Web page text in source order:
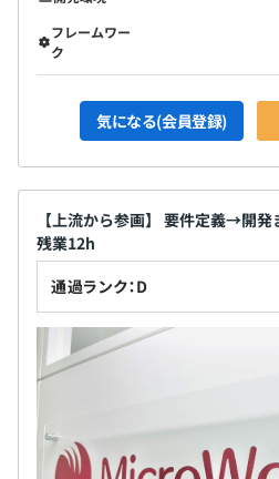
フレームワー
ク
気になる(会員登録)
【上流から参画】 要件定義→開
残業12h
通過ランク：D